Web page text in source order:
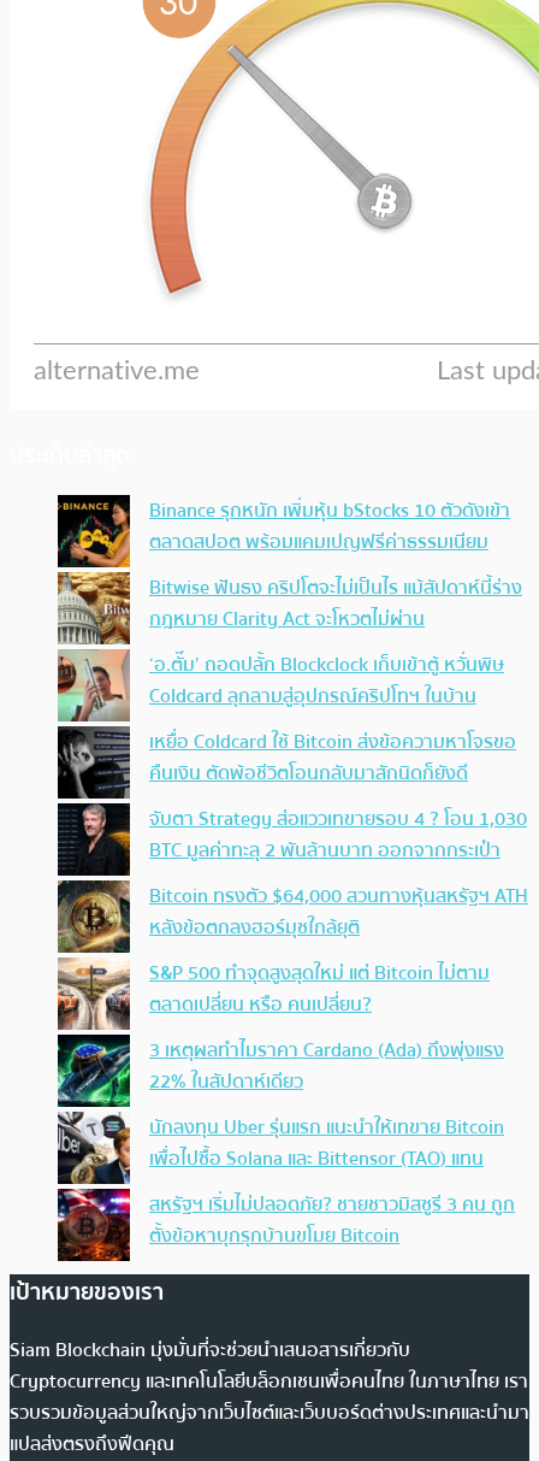
Binance รุกหนัก เพิ่มหุ้น bStocks 10 ตัวดังเข้า
ตลาดสปอต พร้อมแคมเปญฟรีค่าธรรมเนียม
Bitwise ฟันธง คริปโตจะไม่เป็นไร แม้สัปดาห์นี้ร่าง
กฎหมาย Clarity Act จะโหวตไม่ผ่าน
‘อ.ตั๊ม’ ถอดปลั้ก Blockclock เก็บเข้าตู้ หวั่นพิษ
Coldcard ลุกลามสู่อุปกรณ์คริปโทฯ ในบ้าน
เหยื่อ Coldcard ใช้ Bitcoin ส่งข้อความหาโจรขอ
คืนเงิน ตัดพ้อชีวิตโอนกลับมาสักนิดก็ยังดี
จับตา Strategy ส่อแววเทขายรอบ 4 ? โอน 1,030
BTC มูลค่าทะลุ 2 พันล้านบาท ออกจากกระเป๋า
Bitcoin ทรงตัว $64,000 สวนทางหุ้นสหรัฐฯ ATH
หลังข้อตกลงฮอร์มุซใกล้ยุติ
S&P 500 ทำจุดสูงสุดใหม่ แต่ Bitcoin ไม่ตาม
ตลาดเปลี่ยน หรือ คนเปลี่ยน?
3 เหตุผลทำไมราคา Cardano (Ada) ถึงพุ่งแรง
22% ในสัปดาห์เดียว
นักลงทุน Uber รุ่นแรก แนะนำให้เทขาย Bitcoin
เพื่อไปซื้อ Solana และ Bittensor (TAO) แทน
สหรัฐฯ เริ่มไม่ปลอดภัย? ชายชาวมิสซูรี 3 คน ถูก
ตั้งข้อหาบุกรุกบ้านขโมย Bitcoin
เป้าหมายของเรา
Siam Blockchain มุ่งมั่นที่จะช่วยนำเสนอสารเกี่ยวกับ
Cryptocurrency และเทคโนโลยีบล็อกเชนเพื่อคนไทย ในภาษาไทย เรา
รวบรวมข้อมูลส่วนใหญ่จากเว็บไซต์และเว็บบอร์ดต่างประเทศและนำมา
แปลส่งตรงถึงฟีดคุณ